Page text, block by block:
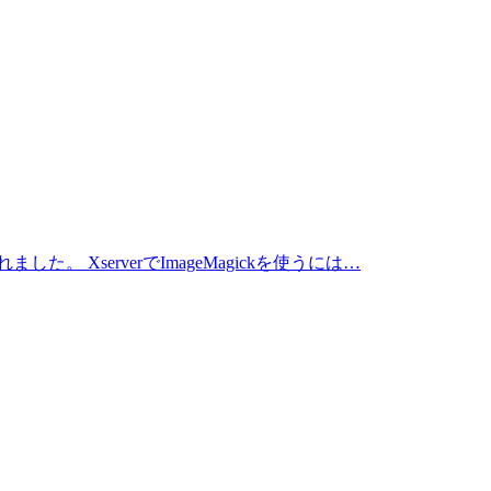
した。 XserverでImageMagickを使うには…